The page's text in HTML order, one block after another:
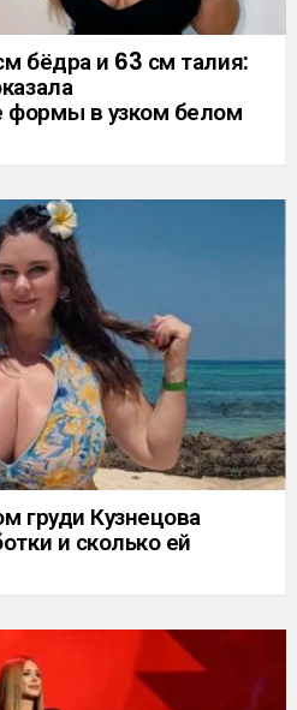
бёдра и 63 см талия:
формы в узком белом
груди Кузнецова
и сколько ей